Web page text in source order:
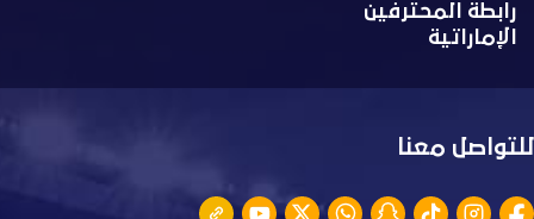
رابطة المحترفين
الإماراتية
للتواصل معنا